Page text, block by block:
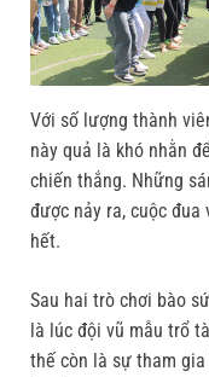
Với số lượng thành
này quả là khó nhằn
chiến thắng. Những
được nảy ra, cuộc
hết.
Sau hai trò chơi bào
là lúc đội vũ mẫu trổ
thế còn là sự tham